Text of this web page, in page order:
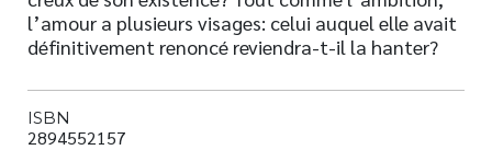
l’amour a plusieurs visages: celui auquel elle avait
définitivement renoncé reviendra-t-il la hanter?
ISBN
2894552157